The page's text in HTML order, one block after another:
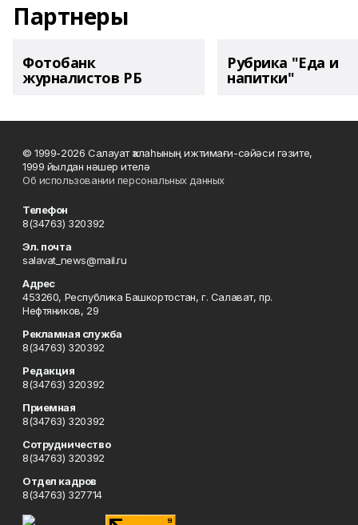
Партнеры
Фотобанк
журналистов РБ
Рубрика "Еда и
напитки"
© 1999-2026 Салауат ҡалаһының ижтимағи-сәйәси гәзите,
1999 йылдан нәшер ителә
Об использовании персональных данных
Телефон
8(34763) 320392
Эл. почта
salavat_news@mail.ru
Адрес
453260, Республика Башкортостан, г. Салават, пр.
Нефтяников, 29
Рекламная служба
8(34763) 320392
Редакция
8(34763) 320392
Приемная
8(34763) 320392
Сотрудничество
8(34763) 320392
Отдел кадров
8(34763) 327714